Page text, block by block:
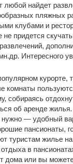
любой найдет
пляжных
клубами и
не придется
Интересного
курорте,
комнаты
собираясь
об аренде
нужно — удобный
пансионаты,
туристам жилье
в
дома или вы